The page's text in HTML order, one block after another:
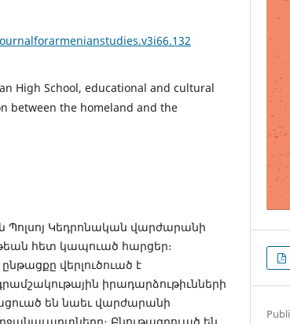
High School, educational and cultural
between the homeland and the
Պոլսոյ Կեդրոնական վարժարանի
հետ կապուած հարցեր։
վերլուծուած է
իրադարձութիւնների
են նաեւ վարժարանի